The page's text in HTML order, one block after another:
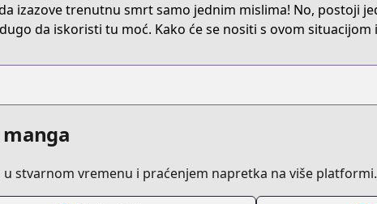
izazove trenutnu smrt samo jednim mislima! No, postoji
da iskoristi tu moć. Kako će se nositi s ovom situacijom
stvarnom vremenu i praćenjem napretka na više platformi.